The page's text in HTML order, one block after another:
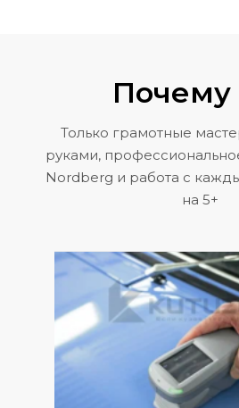
Только грамотные
руками,
Nordberg и работа с
на 5+